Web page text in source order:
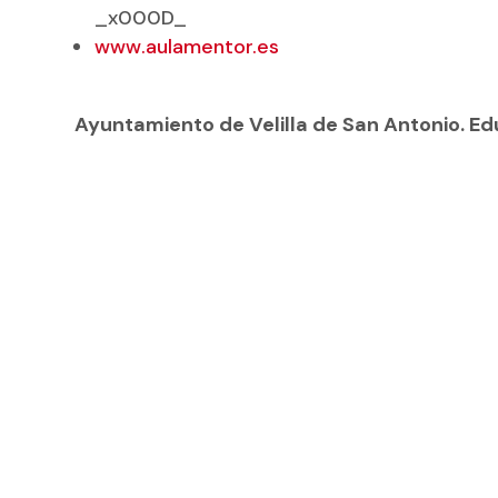
_x000D_
www.aulamentor.es
Ayuntamiento de Velilla de San Antonio.